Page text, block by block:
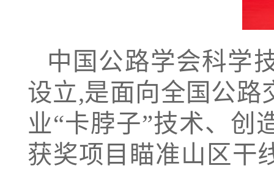
中国公路学会科学
设立,是面向全国公路
业“卡脖子”技术、创
获奖项目瞄准山区干